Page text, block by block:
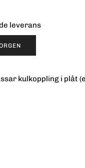
leverans
kulkoppling i plåt